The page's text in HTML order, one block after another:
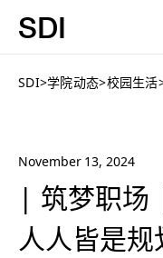
SDI
SDI>学院动态>校园生活
November 13, 2024
| 筑梦职场
人人皆是规